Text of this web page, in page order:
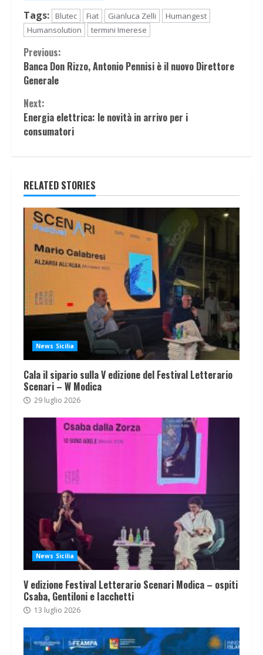
Tags:
Blutec Fiat Gianluca Zelli
Humangest
Humansolution
termini Imerese
Continue
Reading
Previous:
Banca Don Rizzo, Antonio Pennisi è il nuovo Direttore
Generale
Next:
Energia elettrica: le novità in arrivo per i
consumatori
RELATED STORIES
News Sicilia
Cala il sipario sulla V edizione del Festival Letterario
Scenari – W Modica
29 luglio 2026
News Sicilia
V edizione Festival Letterario Scenari Modica – ospiti
Csaba, Gentiloni e Iacchetti
13 luglio 2026